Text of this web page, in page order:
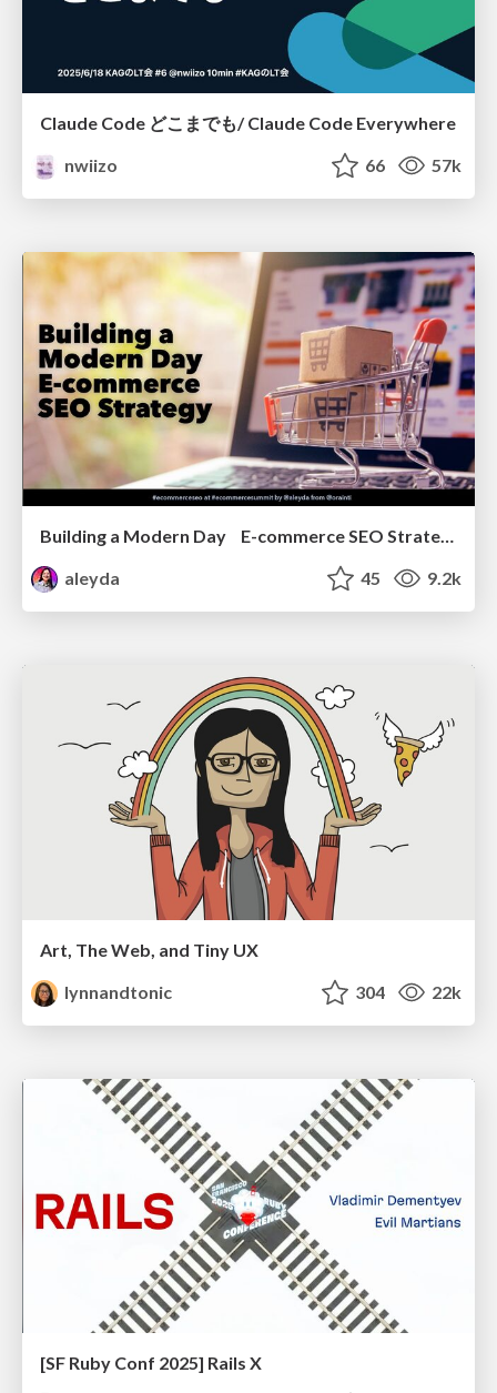
Claude Code どこまでも/ Claude Code Everywhere
nwiizo
66 57k
Building a Modern Day E-commerce SEO Strategy
aleyda
45 9.2k
Art, The Web, and Tiny UX
lynnandtonic
304 22k
[SF Ruby Conf 2025] Rails X